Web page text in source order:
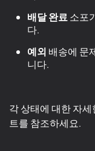
배달 완료소포
다.
예외 배송에 문
니다.
각 상태에 대한 자
트를 참조하세요.